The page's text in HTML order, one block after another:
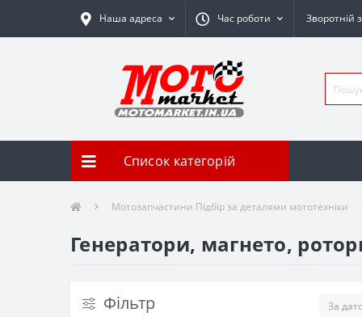
Наша адреса Час роботи Зворотній
Список категорій
Мотозапчастини Підбір за деталями мототехніки
Генератори, магнето,
Фільтр